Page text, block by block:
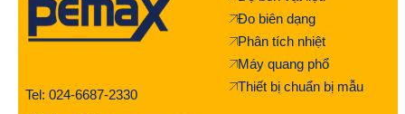
Tel: 024-6687-2330
Đo biên dạng
Phân tích nhiệt
Máy quang phổ
Thiết bị chuẩn bị mẫu